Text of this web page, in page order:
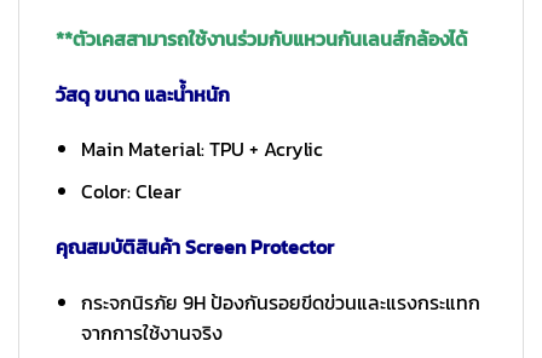
**ตัวเคสสามารถใช้งานร่วมกับแหวนกันเลนส์กล้องได้
วัสดุ ขนาด และน้ำหนัก
Main Material: TPU + Acrylic
Color: Clear
คุณสมบัติสินค้า Screen Protector
กระจกนิรภัย 9H ป้องกันรอยขีดข่วนและแรงกระแทก
จากการใช้งานจริง